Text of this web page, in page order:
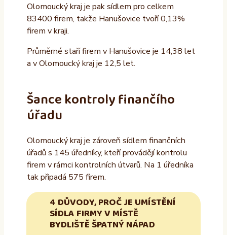
Olomoucký kraj je pak sídlem pro celkem
83400 firem, takže Hanušovice tvoří 0,13%
firem v kraji.
Průměrné staří firem v Hanušovice je 14,38 let
a v Olomoucký kraj je 12,5 let.
Šance kontroly finančího
úřadu
Olomoucký kraj je zároveň sídlem finančních
úřadů s 145 úředníky, kteří provádějí kontrolu
firem v rámci kontrolních útvarů. Na 1 úředníka
tak připadá 575 firem.
4 DŮVODY, PROČ JE UMÍSTĚNÍ
SÍDLA FIRMY V MÍSTĚ
BYDLIŠTĚ ŠPATNÝ NÁPAD